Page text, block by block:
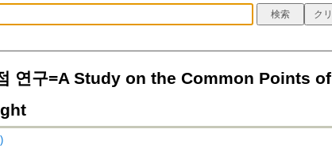
연구=A Study on the Common Points of